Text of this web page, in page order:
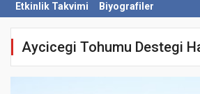
Etkinlik Takvimi
Biyografiler
Aycicegi Tohumu Destegi